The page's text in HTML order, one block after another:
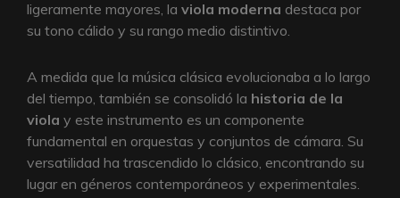
ligeramente mayores, la viola moderna destaca por
su tono cálido y su rango medio distintivo.
A medida que la música clásica evolucionaba a lo largo
del tiempo, también se consolidó la historia de la
viola y este instrumento es un componente
fundamental en orquestas y conjuntos de cámara. Su
versatilidad ha trascendido lo clásico, encontrando su
lugar en géneros contemporáneos y experimentales.